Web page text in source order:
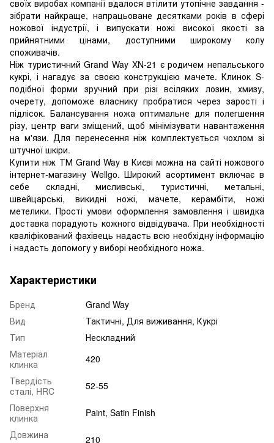
своїх виробах компанії вдалося втілити утопічне завдання -
зібрати найкраще, напрацьоване десятками років в сфері
ножової індустрії, і випускати ножі високої якості за
прийнятними цінами, доступними широкому колу
споживачів.
Ніж туристичний Grand Way XN-21 є родичем непальського
кукрі, і нагадує за своєю конструкцією мачете. Клинок S-
подібної форми зручний при різі всіляких лозин, хмизу,
очерету, допоможе власнику пробратися через зарості і
підлісок. Балансування ножа оптимальне для полегшення
різу, центр ваги зміщений, щоб мінімізувати навантаження
на м'язи. Для перенесення ніж комплектується чохлом зі
штучної шкіри.
Купити ніж ТМ Grand Way в Києві можна на сайті ножового
інтернет-магазину Wellgo. Широкий асортимент включає в
себе складні, мисливські, туристичні, метальні,
швейцарські, викидні ножі, мачете, керамбіти, ножі
метелики. Прості умови оформлення замовлення і швидка
доставка порадують кожного відвідувача. При необхідності
кваліфікований фахівець надасть всю необхідну інформацію
і надасть допомогу у виборі необхідного ножа.
Характеристики
Бренд
Grand Way
Вид
Тактичні, Для виживання, Кукрі
Тип
Нескладний
Матеріал
клинка
420
Твердість
сталі, HRC
52-55
Поверхня
клинка
Paint, Satin Finish
Довжина
210